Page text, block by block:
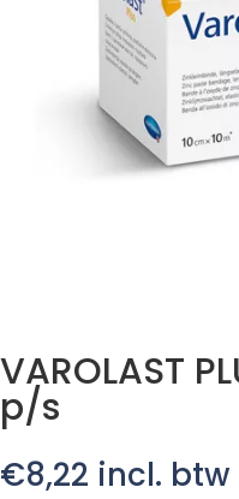
VAROLAST
p/s
€8,22 incl. btw